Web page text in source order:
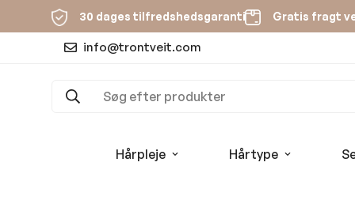
30 dages tilfredshedsgaranti Gratis fragt
info@trontveit.com
Søg efter produkter
Hårpleje Hårtype